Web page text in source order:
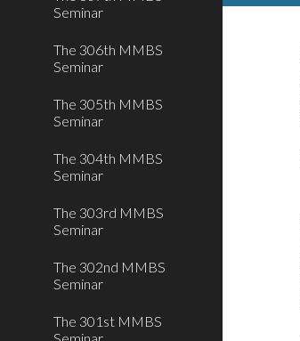
Seminar
The 306th MMBS
Seminar
The 305th MMBS
Seminar
The 304th MMBS
Seminar
The 303rd MMBS
Seminar
The 302nd MMBS
Seminar
The 301st MMBS